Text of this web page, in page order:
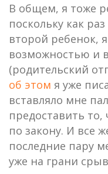
В общем, я тоже
поскольку как
второй ребенок,
возможностью и
(родительский
об этом я уже
вставляло мне
предоставить то,
по закону. И все
последние пару
уже на грани